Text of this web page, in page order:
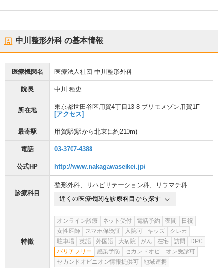
中川整形外科の基本情報
医療機関名 医療法人社団 中川整形外科
院長 中川 種史
所在地
東京都世田谷区用賀4丁目13-8 プリモメゾン用賀1F
[アクセス]
最寄駅 用賀駅(駅から北東に約210m)
電話 03-3707-4388
公式HP http://www.nakagawaseikei.jp/
診療科目
整形外科、 リハビリテーション科、
リウマチ科
近くの医療機関を診療科目から探す
特徴
オンライン診療 ネット受付 電話予約 夜間
日祝
女性医師
スマホ保険証 入院可 キッズ
クレカ
駐車場
英語 外国語 大病院 がん 在宅 訪問
DPC
バリアフリー
感染予防
セカンドオピニオン受診可
セカンドオピニオン情報提供可
地域連携